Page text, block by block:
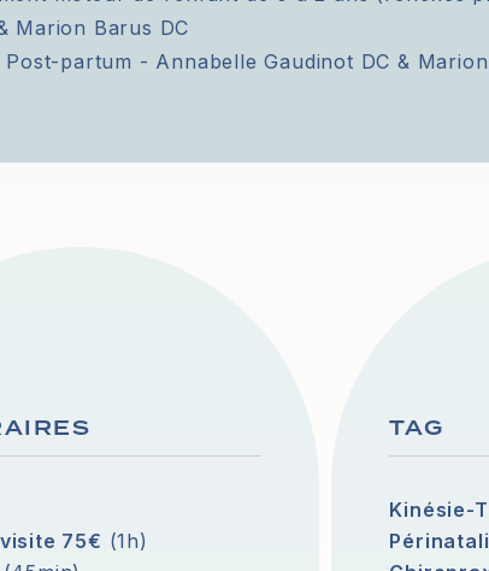
Marion Barus DC
partum - Annabelle Gaudinot DC &
75€ (1h)
TAG
Kinésie-